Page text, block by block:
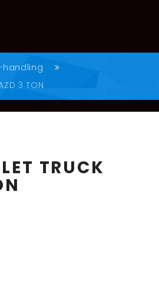
3 TON
TRUCK